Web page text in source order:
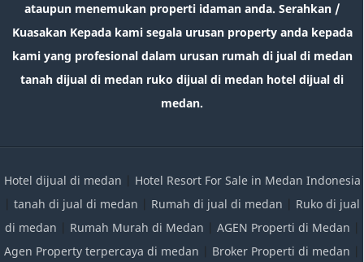
ataupun menemukan properti idaman anda. Serahkan /
Kuasakan Kepada kami segala urusan property anda kepada
kami yang profesional dalam urusan rumah di jual di medan
tanah dijual di medan ruko dijual di medan hotel dijual di
medan.
Hotel dijual di medan | Hotel Resort For Sale in Medan Indonesia
| tanah di jual di medan | Rumah di jual di medan | Ruko di jual
di medan | Rumah Murah di Medan | AGEN Properti di Medan |
Agen Property terpercaya di medan | Broker Properti di medan |